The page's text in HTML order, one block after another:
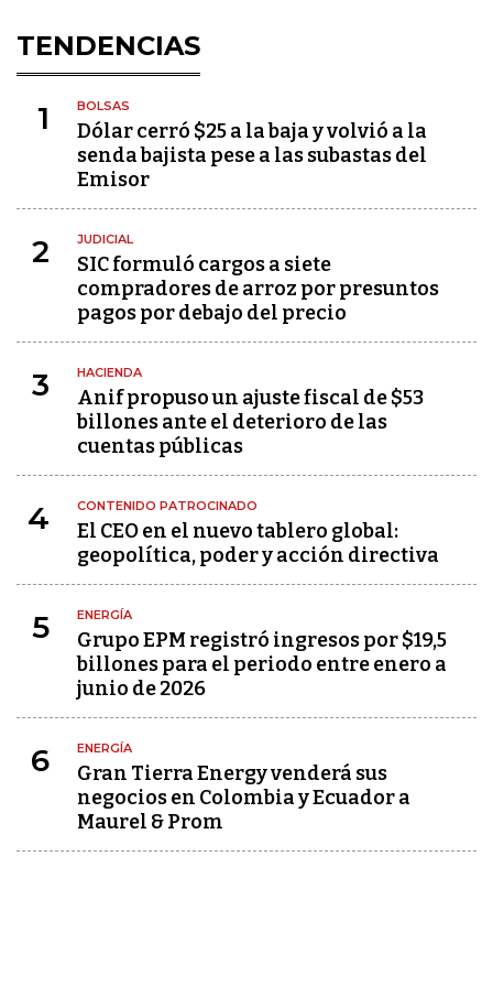
TENDENCIAS
1 BOLSAS
Dólar cerró $25 a la baja y volvió a la
senda bajista pese a las subastas del
Emisor
2 JUDICIAL
SIC formuló cargos a siete
compradores de arroz por presuntos
pagos por debajo del precio
3 HACIENDA
Anif propuso un ajuste fiscal de $53
billones ante el deterioro de las
cuentas públicas
4 CONTENIDO PATROCINADO
El CEO en el nuevo tablero global:
geopolítica, poder y acción directiva
5 ENERGÍA
Grupo EPM registró ingresos por $19,5
billones para el periodo entre enero a
junio de 2026
6 ENERGÍA
Gran Tierra Energy venderá sus
negocios en Colombia y Ecuador a
Maurel & Prom